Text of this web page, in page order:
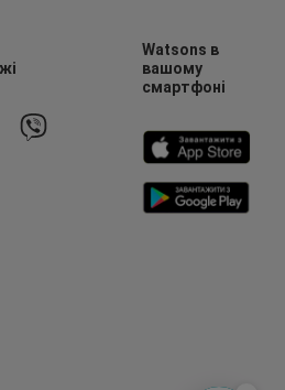
Watsons в
вашому
смартфоні